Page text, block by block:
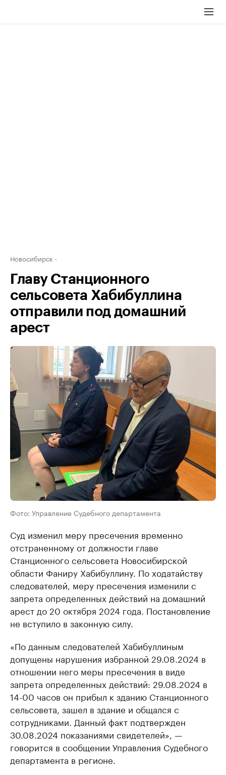
Новосибирск
Главу Станционного
сельсовета Хабибуллина
отправили под домашний
арест
Фото: Управление Судебного департамента
Суд изменил меру пресечения временно
отстраненному от должности главе
Станционного сельсовета Новосибирской
области Фаниру Хабибуллину. По ходатайству
следователей, меру пресечения изменили с
запрета определенных действий на домашний
арест до 20 октября 2024 года. Постановление
не вступило в законную силу.
«По данным следователей Хабибуллиным
допущены нарушения избранной 29.08.2024 в
отношении него меры пресечения в виде
запрета определенных действий: 29.08.2024 в
14-00 часов он прибыл к зданию Станционного
сельсовета, зашел в здание и общался с
сотрудниками. Данный факт подтвержден
30.08.2024 показаниями свидетелей», —
говорится в сообщении Управления Судебного
департамента в регионе.